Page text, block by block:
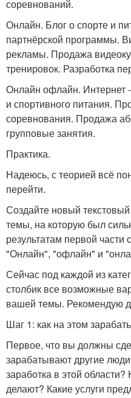
соревнований.
Онлайн. Блог о спорте и
партнёрской программы.
рекламы. Продажа
тренировок. Разработка
Онлайн офлайн. Интернет
и спортивного питания.
соревнования. Продажа
групповые занятия.
Практика.
Надеюсь, с теорией всё
перейти.
Создайте новый
темы, на которую был
результатам первой
"Онлайн", "офлайн" и
Сейчас под каждой из
столбик все возможные
вашей темы. Рекомендую
Шаг 1: как на этом
Первое, что вы должны
зарабатывают другие
заработка в этой
делают? Какие услуги